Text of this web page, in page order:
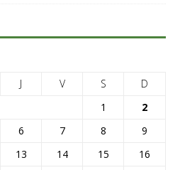
J V S
D
1
2
6 7 8
9
13 14 15
16